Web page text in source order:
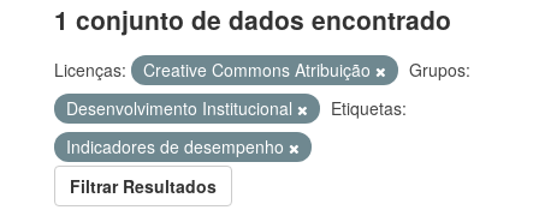
1 conjunto de dados encontrado
Licenças: Creative Commons Atribuição
Grupos:
Desenvolvimento Institucional
Etiquetas:
Indicadores de desempenho
Filtrar Resultados